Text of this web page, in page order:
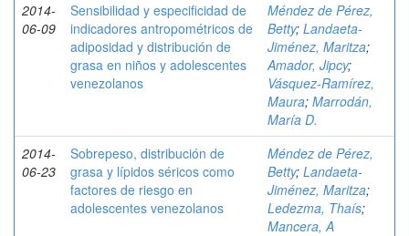
2014-
06-09
Sensibilidad y especificidad de
indicadores antropométricos de
adiposidad y distribución de
grasa en niños y adolescentes
venezolanos
Méndez de Pérez,
Betty; Landaeta-
Jiménez, Maritza;
Amador, Jipcy;
Vásquez-Ramírez,
Maura; Marrodán,
María D.
2014-
06-23
Sobrepeso, distribución de
grasa y lípidos séricos como
factores de riesgo en
adolescentes venezolanos
Méndez de Pérez,
Betty; Landaeta-
Jiménez, Maritza;
Ledezma, Thaís;
Mancera, A